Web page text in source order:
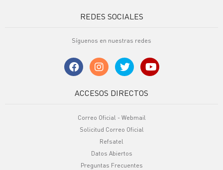
REDES SOCIALES
Síguenos en nuestras redes
ACCESOS DIRECTOS
Correo Oficial - Webmail
Solicitud Correo Oficial
Refsatel
Datos Abiertos
Preguntas Frecuentes